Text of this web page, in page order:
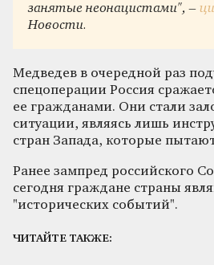
занятые неонацистами", –
Новости.
Медведев в очередной раз
спецоперации Россия
ее гражданами. Они стали
ситуации, являясь лишь
стран Запада, которые
Ранее зампред российского
сегодня граждане страны
"исторических событий".
ЧИТАЙТЕ ТАКЖЕ: